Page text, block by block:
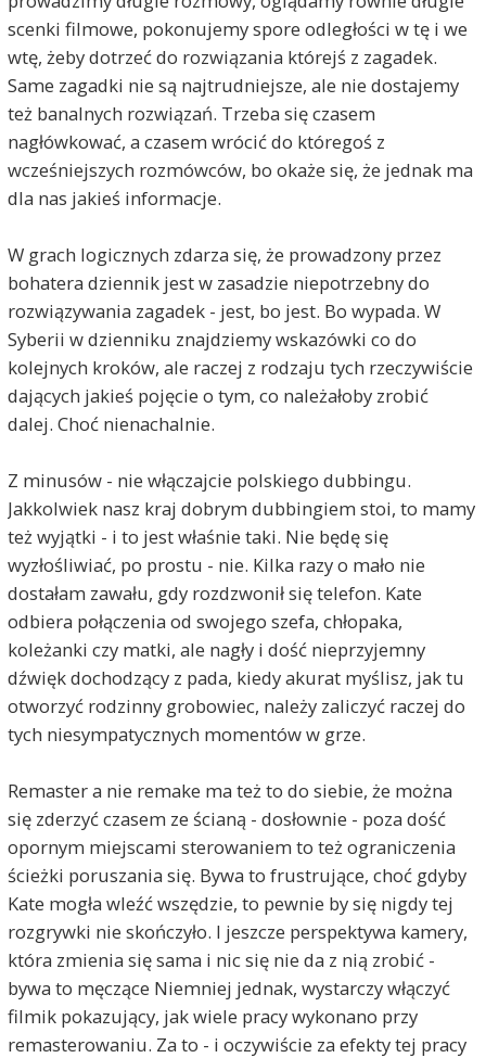
scenki filmowe, pokonujemy spore odległości w tę i we
wtę, żeby dotrzeć do rozwiązania którejś z zagadek.
Same zagadki nie są najtrudniejsze, ale nie dostajemy
też banalnych rozwiązań. Trzeba się czasem
nagłówkować, a czasem wrócić do któregoś z
wcześniejszych rozmówców, bo okaże się, że jednak ma
dla nas jakieś informacje.
W grach logicznych zdarza się, że prowadzony przez
bohatera dziennik jest w zasadzie niepotrzebny do
rozwiązywania zagadek - jest, bo jest. Bo wypada. W
Syberii w dzienniku znajdziemy wskazówki co do
kolejnych kroków, ale raczej z rodzaju tych rzeczywiście
dających jakieś pojęcie o tym, co należałoby zrobić
dalej. Choć nienachalnie.
Z minusów - nie włączajcie polskiego dubbingu.
Jakkolwiek nasz kraj dobrym dubbingiem stoi, to mamy
też wyjątki - i to jest właśnie taki. Nie będę się
wyzłośliwiać, po prostu - nie. Kilka razy o mało nie
dostałam zawału, gdy rozdzwonił się telefon. Kate
odbiera połączenia od swojego szefa, chłopaka,
koleżanki czy matki, ale nagły i dość nieprzyjemny
dźwięk dochodzący z pada, kiedy akurat myślisz, jak tu
otworzyć rodzinny grobowiec, należy zaliczyć raczej do
tych niesympatycznych momentów w grze.
Remaster a nie remake ma też to do siebie, że można
się zderzyć czasem ze ścianą - dosłownie - poza dość
opornym miejscami sterowaniem to też ograniczenia
ścieżki poruszania się. Bywa to frustrujące, choć gdyby
Kate mogła wleźć wszędzie, to pewnie by się nigdy tej
rozgrywki nie skończyło. I jeszcze perspektywa kamery,
która zmienia się sama i nic się nie da z nią zrobić -
bywa to męczące Niemniej jednak, wystarczy włączyć
filmik pokazujący, jak wiele pracy wykonano przy
remasterowaniu. Za to - i oczywiście za efekty tej pracy